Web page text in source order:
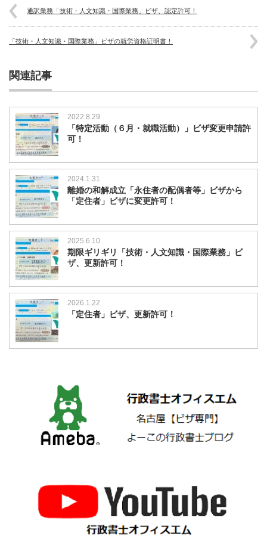
通訳業務「技術・人文知識・国際業務」ビザ、認定許可！
「技術・人文知識・国際業務」ビザの就労資格証明書！
関連記事
2022.8.29
「特定活動（６月・就職活動）」ビザ変更申請許
可！
2024.1.31
離婚の和解成立「永住者の配偶者等」ビザから
「定住者」ビザに変更許可！
2025.6.10
期限ギリギリ「技術・人文知識・国際業務」ビ
ザ、更新許可！
2026.1.22
「定住者」ビザ、更新許可！